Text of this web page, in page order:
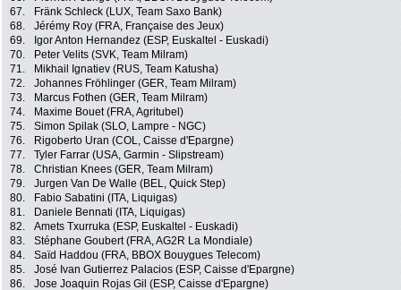
67.
Fränk Schleck (LUX, Team Saxo Bank)
68.
Jérémy Roy (FRA, Française des Jeux)
69.
Igor Anton Hernandez (ESP, Euskaltel - Euskadi)
70.
Peter Velits (SVK, Team Milram)
71.
Mikhail Ignatiev (RUS, Team Katusha)
72.
Johannes Fröhlinger (GER, Team Milram)
73.
Marcus Fothen (GER, Team Milram)
74.
Maxime Bouet (FRA, Agritubel)
75.
Simon Spilak (SLO, Lampre - NGC)
76.
Rigoberto Uran (COL, Caisse d'Epargne)
77.
Tyler Farrar (USA, Garmin - Slipstream)
78.
Christian Knees (GER, Team Milram)
79.
Jurgen Van De Walle (BEL, Quick Step)
80.
Fabio Sabatini (ITA, Liquigas)
81.
Daniele Bennati (ITA, Liquigas)
82.
Amets Txurruka (ESP, Euskaltel - Euskadi)
83.
Stéphane Goubert (FRA, AG2R La Mondiale)
84.
Saïd Haddou (FRA, BBOX Bouygues Telecom)
85.
José Ivan Gutierrez Palacios (ESP, Caisse d'Epargne)
86.
Jose Joaquin Rojas Gil (ESP, Caisse d'Epargne)